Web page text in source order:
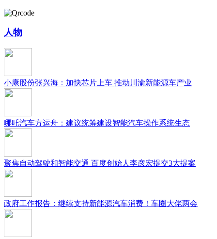
人物
小康股份张兴海：加快芯片上车 推动川渝新能源车产业
哪吒汽车方运舟：建议统筹建设智能汽车操作系统生态
聚焦自动驾驶和智能交通 百度创始人李彦宏提交3大提案
政府工作报告：继续支持新能源汽车消费！车圈大佬两会